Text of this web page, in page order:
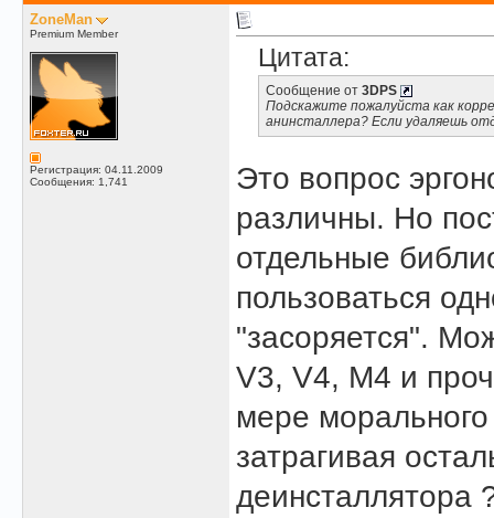
ZoneMan
Premium Member
Регистрация: 04.11.2009
Сообщения: 1,741
Цитата:
Сообщение от 3DPS
Подскажите пожалуйста как
анинсталлера? Если удаляешь
Это вопрос
различны. Но
отдельные
пользоваться
"засоряется".
V3, V4, M4 и
мере
затрагивая
деинсталлятора